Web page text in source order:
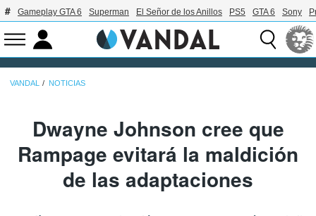
Gameplay GTA 6 Superman El Señor de los Anillos PS5 GTA 6 Sony
VANDAL NOTICIAS
Dwayne Johnson cree que
Rampage evitará la maldición
de las adaptaciones